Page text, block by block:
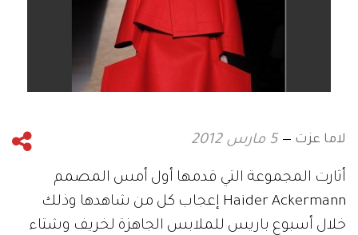
لاما عزت 5 مارس 2012
أثارت المجموعة التي قدمها أول أمس المصمم
Haider Ackermann إعجاب كل من شاهدها وذلك
خلال أسبوع باريس للملابس الجاهزة لخريف وشتاء